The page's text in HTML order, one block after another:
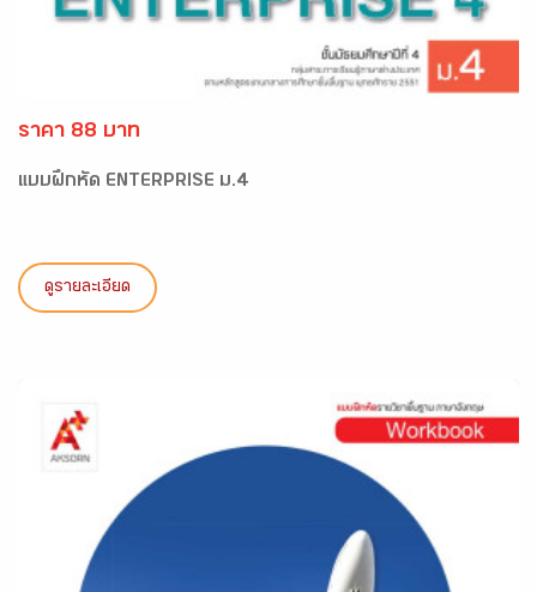
ราคา 88 บาท
แบบฝึกหัด ENTERPRISE ม.4
ดูรายละเอียด